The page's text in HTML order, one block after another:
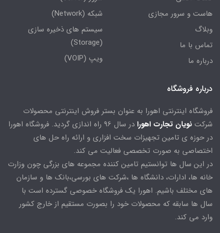
هاست و سرور مجازی
وبلاگ
تماس با ما
درباره ما
شبکه (Network)
سیستم های ذخیره سازی
(Storage)
ویپ (VOIP)
درباره فروشگاه
فروشگاه اینترنتی اهورا به عنوان بستر فروش اینترنتی محصولات
شرکت نویان تجارت اهورا
در سال 96 راه اندازی گردید. فروشگاه اهورا
در حوزه ی تامین تجهیزات سخت افزاری و ارائه راه حل های
اختصاصی به صورت تخصصی فعالیت می کند.
در این سال ها توانستیم تامین کننده مجموعه های بزرگی چون وزارت
خانه ها، ادارات، دانشگاه ها ،شرکت های بورسی،بانک ها و سازمان
های مختلف باشیم. اهورا یک فروشگاه خصوصی گسترده است با
سال ها سابقه که محصولات خود را بصورت مستقیم از خارج کشور
وارد می کند.